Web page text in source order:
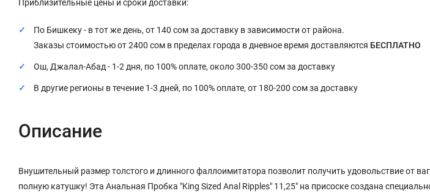
Приблизительные цены и сроки доставки:
По Бишкеку - в тот же день, от 140 сом за доставку в зависимости от района.
Заказы стоимостью от 2400 сом в пределах города в дневное время доставляются БЕСПЛАТНО
Ош, Джалал-Абад - 1-2 дня, по 100% оплате, около 300-350 сом за доставку
В другие регионы в течение 1-3 дней, по 100% оплате, от 180-200 сом за доставку
Описание
Внушительный размер толстого и длинного фаллоимитатора позволит получить удовольствие от
полную катушку! Эта Анальная Пробка "King Sized Anal Ripples" 11,25" на присоске создана